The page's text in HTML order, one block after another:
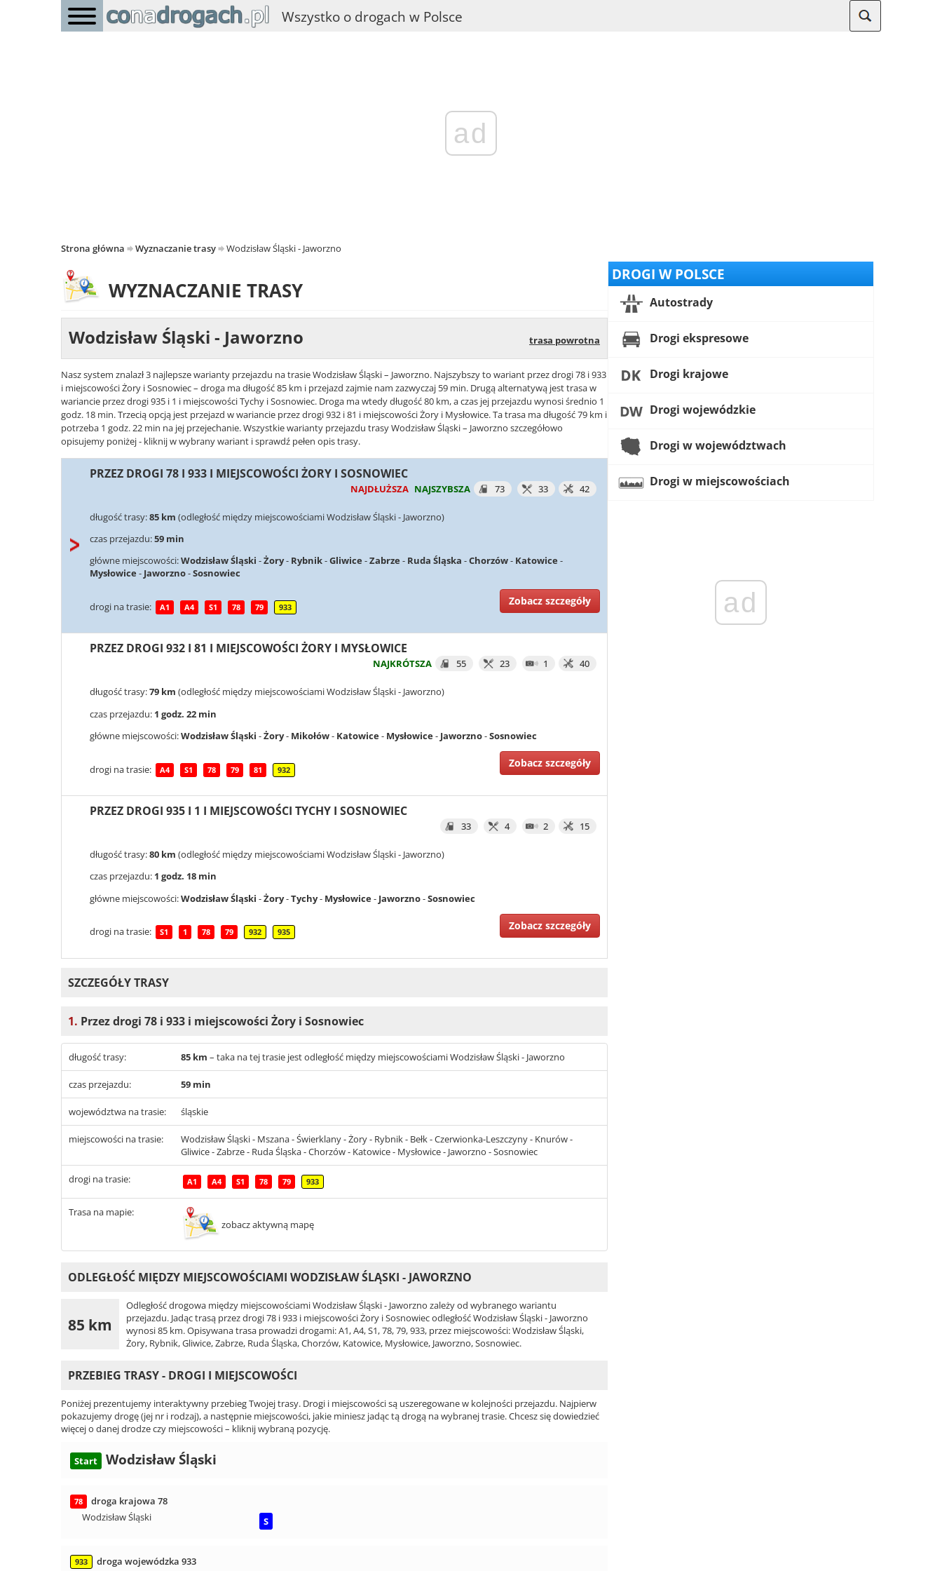
Wszystko o drogach w Polsce
ad
Strona główna Wyznaczanie trasy Wodzisław Śląski - Jaworzno
WYZNACZANIE TRASY
Wodzisław Śląski - Jaworzno trasa powrotna
Nasz system znalazł 3 najlepsze warianty przejazdu na trasie Wodzisław Śląski – Jaworzno. Najszybszy to wariant przez drogi 78 i 933
i miejscowości Żory i Sosnowiec – droga ma długość 85 km i przejazd zajmie nam zazwyczaj 59 min. Drugą alternatywą jest trasa w
wariancie przez drogi 935 i 1 i miejscowości Tychy i Sosnowiec. Droga ma wtedy długość 80 km, a czas jej przejazdu wynosi średnio 1
godz. 18 min. Trzecią opcją jest przejazd w wariancie przez drogi 932 i 81 i miejscowości Żory i Mysłowice. Ta trasa ma długość 79 km i
potrzeba 1 godz. 22 min na jej przejechanie. Wszystkie warianty przejazdu trasy Wodzisław Śląski – Jaworzno szczegółowo
opisujemy poniżej - kliknij w wybrany wariant i sprawdź pełen opis trasy.
PRZEZ DROGI 78 I 933 I MIEJSCOWOŚCI ŻORY I SOSNOWIEC
NAJDŁUŻSZA NAJSZYBSZA 73 33 42
długość trasy:85 km (odległość między miejscowościami Wodzisław Śląski - Jaworzno)
czas przejazdu:59 min
główne miejscowości:Wodzisław Śląski -Żory- Rybnik-Gliwice -Zabrze - Ruda Śląska -Chorzów- Katowice -
Mysłowice - Jaworzno-Sosnowiec
drogi na trasie: A1 A4 S1 78 79 933
Zobacz szczegóły
PRZEZ DROGI 932 I 81 I MIEJSCOWOŚCI ŻORY I MYSŁOWICE
NAJKRÓTSZA 55 23 1 40
długość trasy:79 km (odległość między miejscowościami Wodzisław Śląski - Jaworzno)
czas przejazdu: 1 godz. 22 min
główne miejscowości:Wodzisław Śląski -Żory- Mikołów- Katowice- Mysłowice- Jaworzno-Sosnowiec
drogi na trasie: A4 S1 78 79 81 932
Zobacz szczegóły
PRZEZ DROGI 935 I 1 I MIEJSCOWOŚCI TYCHY I SOSNOWIEC
33 4 2 15
długość trasy:80 km (odległość między miejscowościami Wodzisław Śląski - Jaworzno)
czas przejazdu: 1 godz. 18 min
główne miejscowości:Wodzisław Śląski -Żory-Tychy- Mysłowice- Jaworzno-Sosnowiec
drogi na trasie: S1 1 78 79 932 935
Zobacz szczegóły
SZCZEGÓŁY TRASY
1. Przez drogi 78 i 933 i miejscowości Żory i Sosnowiec
długość trasy: 85 km – taka na tej trasie jest odległość między miejscowościami Wodzisław Śląski - Jaworzno
czas przejazdu: 59 min
województwa na trasie: śląskie
miejscowości na trasie:
Wodzisław Śląski - Mszana - Świerklany - Żory - Rybnik - Bełk - Czerwionka-Leszczyny - Knurów -
Gliwice - Zabrze - Ruda Śląska - Chorzów - Katowice - Mysłowice - Jaworzno - Sosnowiec
drogi na trasie: A1 A4 S1 78 79 933
Trasa na mapie:
zobacz aktywną mapę
ODLEGŁOŚĆ MIĘDZY MIEJSCOWOŚCIAMI WODZISŁAW ŚLĄSKI - JAWORZNO
85 km
Odległość drogowa między miejscowościami Wodzisław Śląski - Jaworzno zależy od wybranego wariantu
przejazdu. Jadąc trasą przez drogi 78 i 933 i miejscowości Żory i Sosnowiec odległość Wodzisław Śląski - Jaworzno
wynosi 85 km. Opisywana trasa prowadzi drogami: A1, A4, S1, 78, 79, 933, przez miejscowości: Wodzisław Śląski,
Żory, Rybnik, Gliwice, Zabrze, Ruda Śląska, Chorzów, Katowice, Mysłowice, Jaworzno, Sosnowiec.
PRZEBIEG TRASY - DROGI I MIEJSCOWOŚCI
Poniżej prezentujemy interaktywny przebieg Twojej trasy. Drogi i miejscowości są uszeregowane w kolejności przejazdu. Najpierw
pokazujemy drogę (jej nr i rodzaj), a następnie miejscowości, jakie miniesz jadąc tą drogą na wybranej trasie. Chcesz się dowiedzieć
więcej o danej drodze czy miejscowości – kliknij wybraną pozycję.
Start Wodzisław Śląski
78
droga krajowa 78
Wodzisław Śląski
S
933 droga wojewódzka 933
DROGI W POLSCE
Autostrady
Drogi ekspresowe
Drogi krajowe
Drogi wojewódzkie
Drogi w województwach
Drogi w miejscowościach
ad